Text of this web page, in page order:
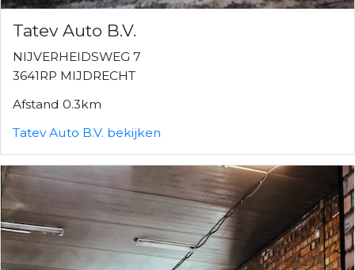
Tatev Auto B.V.
NIJVERHEIDSWEG 7
3641RP MIJDRECHT
Afstand 0.3km
Tatev Auto B.V. bekijken